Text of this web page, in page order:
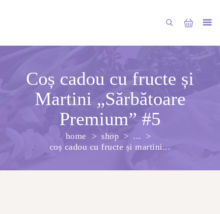
Coș cadou cu fructe și
Martini „Sărbătoare
Premium” #5
home shop
...
coș cadou cu fructe și martini...
PRINCIPALA
DESPRE NOI
SHOP
ARTICOLE